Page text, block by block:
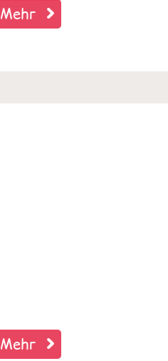
Mehr
Mehr